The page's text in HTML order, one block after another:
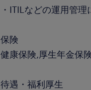
・ITILなどの運用管
保険
健康保険,厚生年金保
待遇・福利厚生